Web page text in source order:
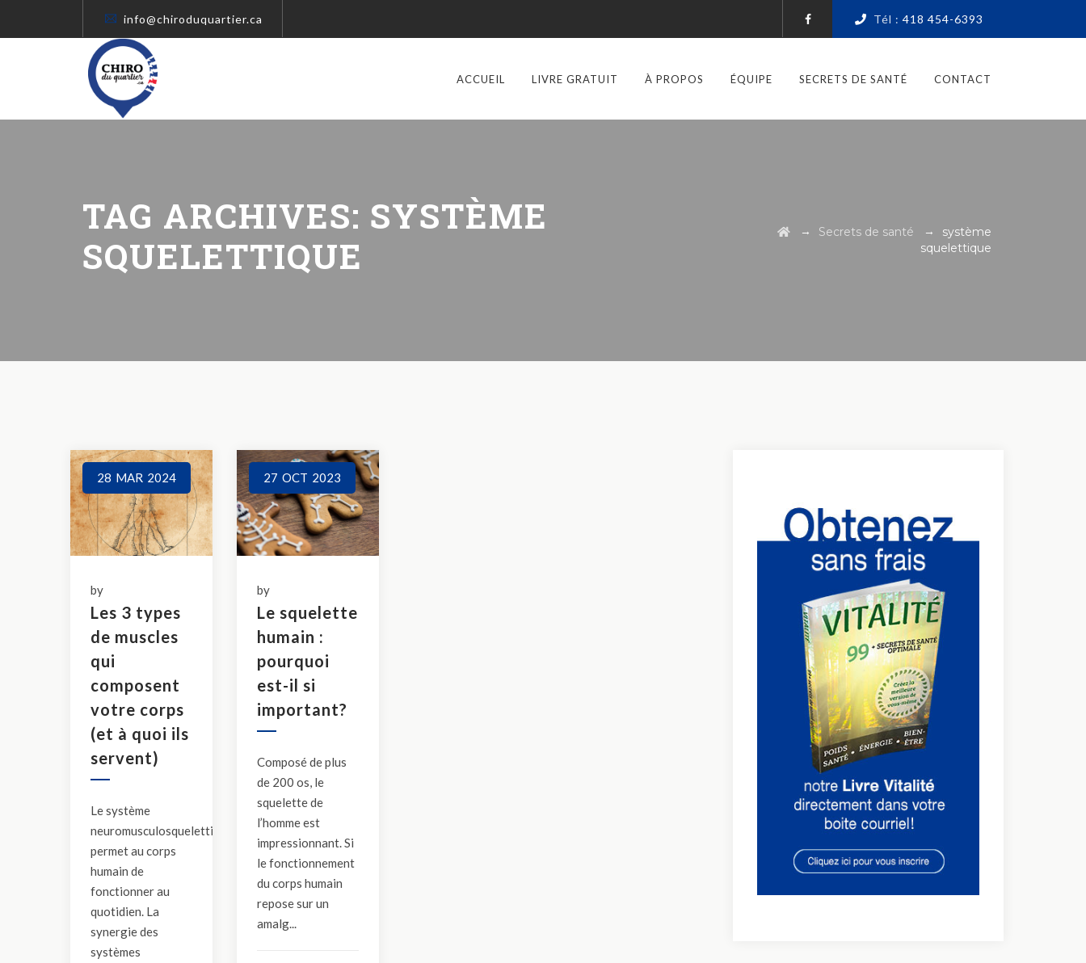
info@chiroduquartier.ca Tél : 418 454-6393
ACCUEIL LIVRE GRATUIT À PROPOS ÉQUIPE SECRETS DE SANTÉ CONTACT
TAG ARCHIVES: SYSTÈME
SQUELETTIQUE
→ Secrets de santé →
système
squelettique
28 MAR 2024
by
Les 3 types
de muscles
qui
composent
votre corps
(et à quoi ils
servent)
Le système
neuromusculosquelettique
permet au corps
humain de
fonctionner au
quotidien. La
synergie des
systèmes
27 OCT 2023
by
Le squelette
humain :
pourquoi
est-il si
important?
Composé de plus
de 200 os, le
squelette de
l’homme est
impressionnant. Si
le fonctionnement
du corps humain
repose sur un
amalg...